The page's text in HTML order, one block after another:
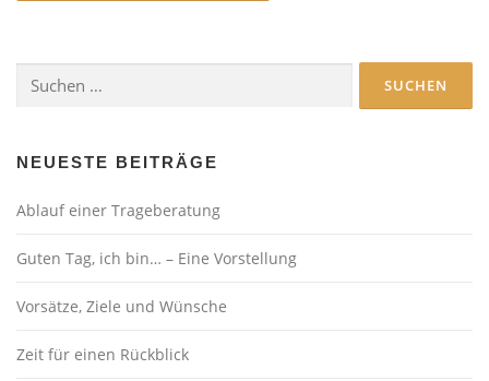
nach:
NEUESTE BEITRÄGE
Ablauf einer Trageberatung
Guten Tag, ich bin… – Eine Vorstellung
Vorsätze, Ziele und Wünsche
Zeit für einen Rückblick